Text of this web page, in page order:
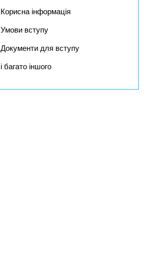
Корисна інформація
Умови вступу
Документи для вступу
і багато іншого